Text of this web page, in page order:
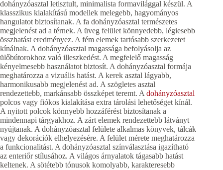
dohányzóasztal letisztult, minimalista formavilággal készül. A
klasszikus kialakítású modellek melegebb, hagyományos
hangulatot biztosítanak. A fa dohányzóasztal természetes
megjelenést ad a térnek. A üveg felület könnyedebb, légiesebb
összhatást eredményez. A fém elemek tartósabb szerkezetet
kínálnak. A dohányzóasztal magassága befolyásolja az
ülőbútorokhoz való illeszkedést. A megfelelő magasság
kényelmesebb használatot biztosít. A dohányzóasztal formája
meghatározza a vizuális hatást. A kerek asztal lágyabb,
harmonikusabb megjelenést ad. A szögletes asztal
rendezettebb, markánsabb összképet teremt. A dohányzóasztal
polcos vagy fiókos kialakítása extra tárolási lehetőséget kínál.
A nyitott polcok könnyebb hozzáférést biztosítanak a
mindennapi tárgyakhoz. A zárt elemek rendezettebb látványt
nyújtanak. A dohányzóasztal felülete alkalmas könyvek, tálcák
vagy dekorációk elhelyezésére. A felület mérete meghatározza
a funkcionalitást. A dohányzóasztal színválasztása igazítható
az enteriőr stílusához. A világos árnyalatok tágasabb hatást
keltenek. A sötétebb tónusok komolyabb, karakteresebb